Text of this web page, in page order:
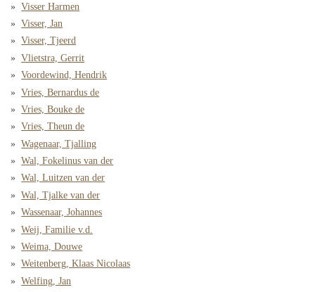
Visser Harmen
Visser, Jan
Visser, Tjeerd
Vlietstra, Gerrit
Voordewind, Hendrik
Vries, Bernardus de
Vries, Bouke de
Vries, Theun de
Wagenaar, Tjalling
Wal, Fokelinus van der
Wal, Luitzen van der
Wal, Tjalke van der
Wassenaar, Johannes
Weij, Familie v.d.
Weima, Douwe
Weitenberg, Klaas Nicolaas
Welfing, Jan